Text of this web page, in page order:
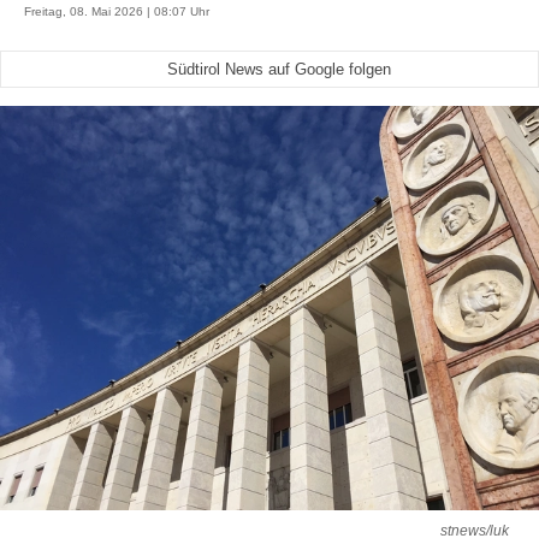
Freitag, 08. Mai 2026 | 08:07 Uhr
Südtirol News auf Google folgen
stnews/luk